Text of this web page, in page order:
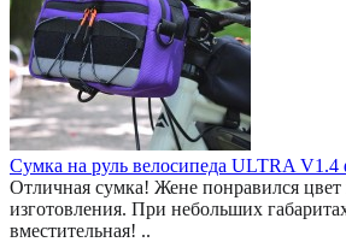
Сумка на руль велосипеда ULTRA V1.4
Отличная сумка! Жене понравился цвет
изготовления. При небольших
вместительная! ..